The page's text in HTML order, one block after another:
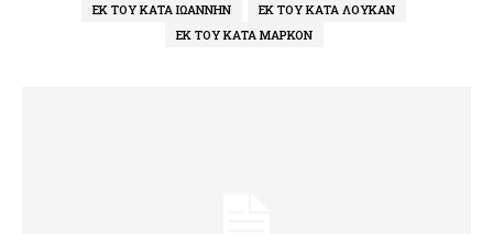
ΕΚ ΤΟΥ ΚΑΤΑ ΙΩΑΝΝΗΝ
ΕΚ ΤΟΥ ΚΑΤΑ ΛΟΥΚΑΝ
ΕΚ ΤΟΥ ΚΑΤΑ ΜΑΡΚΟΝ